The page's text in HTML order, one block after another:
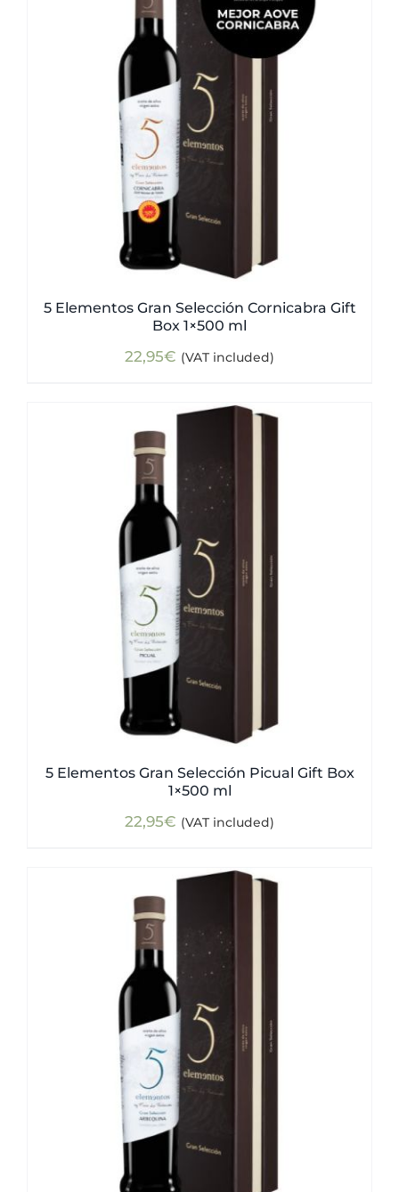
5 Elementos Gran Selección Cornicabra Gift
Box 1×500 ml
22,95€ (VAT included)
5 Elementos Gran Selección Picual Gift Box
1×500 ml
22,95€ (VAT included)